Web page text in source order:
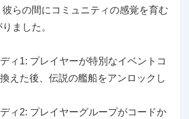
らの間にコミュニティの感覚を育む
ました。
ィ1: プレイヤーが特別なイベントコ
えた後、伝説の艦船をアンロックし
ィ2: プレイヤーグループがコードか